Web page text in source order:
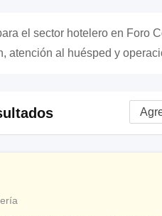
el sector hotelero en Foro
atención al huésped y